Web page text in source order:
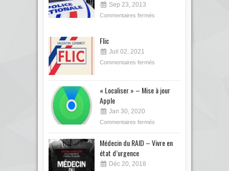
Sep 23, 2013
Commentaires fermés
Flic
Juil 02, 2021
Commentaires fermés
« Localiser » – Mise à jour
Apple
Jan 30, 2020
Commentaires fermés
Médecin du RAID – Vivre en
état d’urgence
Déc 20, 2018